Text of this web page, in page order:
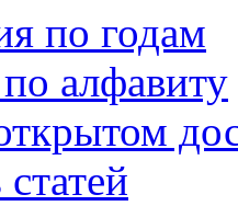
по годам
алфавиту